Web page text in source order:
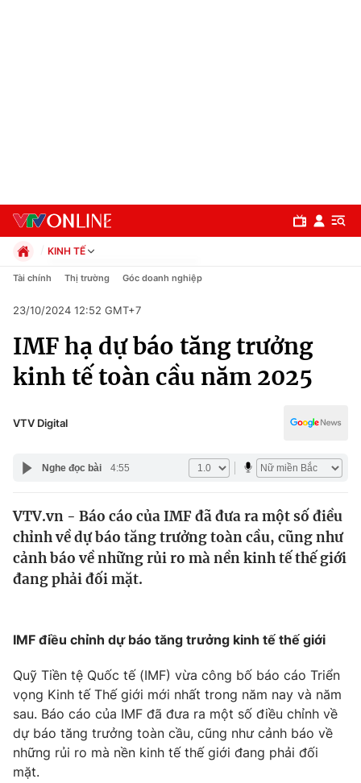
Chuyên mục
Chính trị
Pháp luật
Thế giới
Tin tức
Câu chuyện quốc tế
Tài chính
Góc doanh nghiệp
Dữ liệu và đời sống
Truyền hình
Phim VTV
Hậu trường
Giải trí
Điện ảnh
KINH TẾ
Chính trị
Pháp luật
Kinh tế
Thể thao
Truyền hình
Y tế
Công nghệ
Tài chính Thị trường Góc doanh nghiệp
23/10/2024 12:52 GMT+7
IMF hạ dự báo tăng trưởng
kinh tế toàn cầu năm 2025
VTV Digital
Nghe đọc bài 4:55
VTV.vn - Báo cáo của IMF đã đưa ra một số điều
chỉnh về dự báo tăng trưởng toàn cầu, cũng như
cảnh báo về những rủi ro mà nền kinh tế thế giới
đang phải đối mặt.
IMF điều chỉnh dự báo tăng trưởng kinh tế thế giới
Quỹ Tiền tệ Quốc tế (IMF) vừa công bố báo cáo Triển
vọng Kinh tế Thế giới mới nhất trong năm nay và năm
sau. Báo cáo của IMF đã đưa ra một số điều chỉnh về
dự báo tăng trưởng toàn cầu, cũng như cảnh báo về
những rủi ro mà nền kinh tế thế giới đang phải đối
mặt.